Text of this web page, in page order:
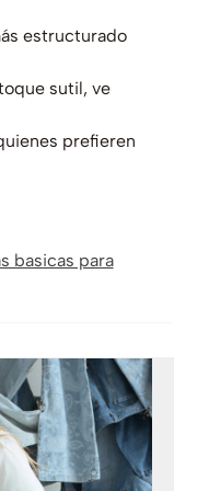
estructurado
sutil, ve
prefieren
basicas para